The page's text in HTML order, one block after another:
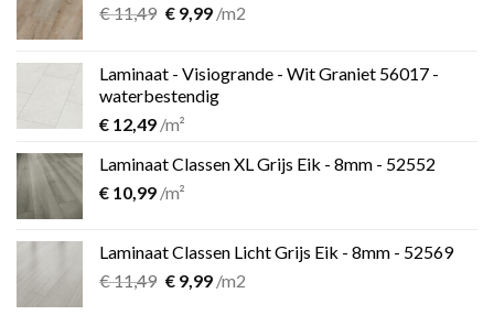
€11,49 Oorspronkelijke
€ 11,49.
€9,99Huidige
€ 9,99.
/m2
Laminaat - Visiogrande - Wit Graniet 56017 -
waterbestendig
€ 12,49 /m²
Laminaat Classen XL Grijs Eik - 8mm - 52552
€ 10,99 /m²
Laminaat Classen Licht Grijs Eik - 8mm - 52569
€11,49 Oorspronkelijke
€9,99Huidige
/m2